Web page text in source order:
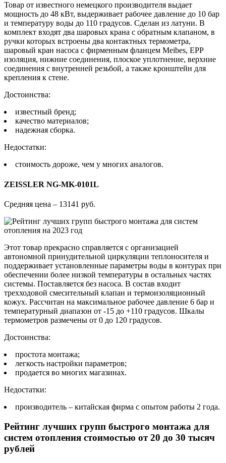
Товар от известного немецкого производителя выдает
мощность до 48 кВт, выдерживает рабочее давление до 10 бар
и температуру воды до 110 градусов. Сделан из латуни. В
комплект входят два шаровых крана с обратным клапаном, в
ручки которых встроены два контактных термометра,
шаровый кран насоса с фирменным фланцем Meibes, EPP
изоляция, нижние соединения, плоское уплотнение, верхние
соединения с внутренней резьбой, а также кронштейн для
крепления к стене.
Достоинства:
известный бренд;
качество материалов;
надежная сборка.
Недостатки:
стоимость дороже, чем у многих аналогов.
ZEISSLER NG-MK-0101L
Средняя цена – 13141 руб.
Этот товар прекрасно справляется с организацией
автономной принудительной циркуляции теплоносителя и
поддерживает установленные параметры воды в контурах при
обеспечении более низкой температуры в остальных частях
системы. Поставляется без насоса. В состав входит
трехходовой смесительный клапан и термоизоляционный
кожух. Рассчитан на максимальное рабочее давление 6 бар и
температурный диапазон от -15 до +110 градусов. Шкалы
термометров размечены от 0 до 120 градусов.
Достоинства:
простота монтажа;
легкость настройки параметров;
продается во многих магазинах.
Недостатки:
производитель – китайская фирма с опытом работы 2 года.
Рейтинг лучших групп быстрого монтажа для
систем отопления стоимостью от 20 до 30 тысяч
рублей